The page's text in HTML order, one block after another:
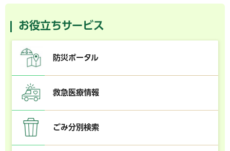
お役立ちサービス
防災ポータル
救急医療情報
ごみ分別検索